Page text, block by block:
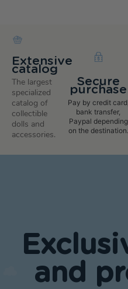
Extensive
catalog
The largest
specialized
catalog of
collectible
dolls and
accessories.
Secure
purchase
Pay by credit card,
bank transfer,
Paypal depending
on the destination.
and